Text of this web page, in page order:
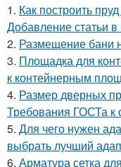
1. Как построить
Добавление статьи
2. Размещение бани
3. Площадка для
к контейнерным
4. Размер дверных
Требования ГОСТа
5. Для чего нужен
выбрать лучший
6. Арматура сетка